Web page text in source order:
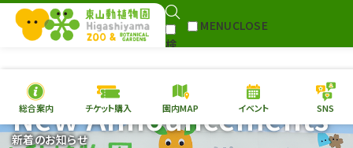
検
MENUCLOSE
本日の開園情報 チケ
総合案内 チケット購入 園内MAP イベント SNS
新着のお知らせ
New Announcements